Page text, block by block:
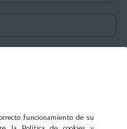
funcionamiento de su
para entidades culturales sin